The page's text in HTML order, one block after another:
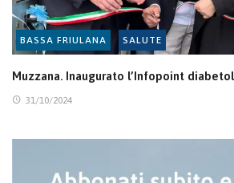
BASSA FRIULANA SALUTE
Muzzana. Inaugurato l’Infopoint
31/10/2024